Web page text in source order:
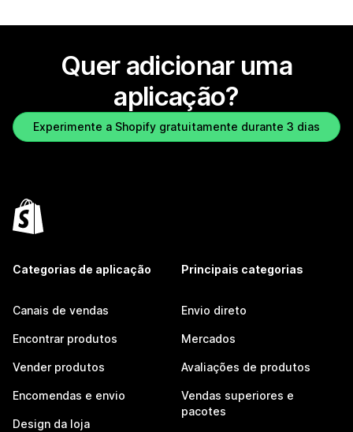
Quer adicionar uma
aplicação?
Experimente a Shopify gratuitamente durante 3 dias
Categorias de aplicação
Canais de vendas
Encontrar produtos
Vender produtos
Encomendas e envio
Design da loja
Principais categorias
Envio direto
Mercados
Avaliações de produtos
Vendas superiores e
pacotes